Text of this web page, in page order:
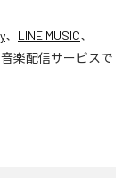
、 LINE MUSIC、
楽配信サービスで